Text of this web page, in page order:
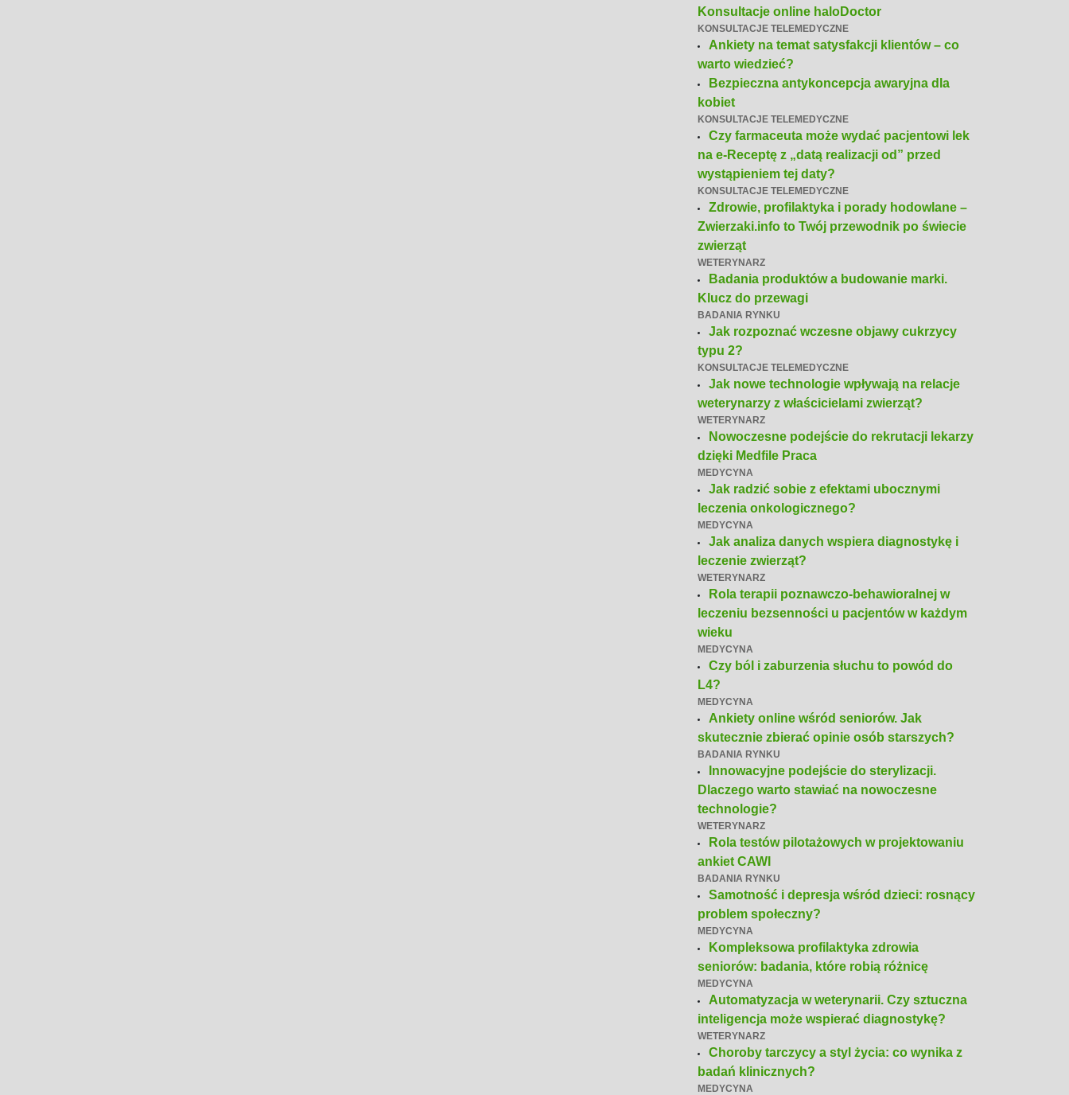
Konsultacje online haloDoctor
KONSULTACJE TELEMEDYCZNE
Ankiety na temat satysfakcji klientów – co
warto wiedzieć?
Bezpieczna antykoncepcja awaryjna dla
kobiet
KONSULTACJE TELEMEDYCZNE
Czy farmaceuta może wydać pacjentowi lek
na e-Receptę z „datą realizacji od” przed
wystąpieniem tej daty?
KONSULTACJE TELEMEDYCZNE
Zdrowie, profilaktyka i porady hodowlane –
Zwierzaki.info to Twój przewodnik po świecie
zwierząt
WETERYNARZ
Badania produktów a budowanie marki.
Klucz do przewagi
BADANIA RYNKU
Jak rozpoznać wczesne objawy cukrzycy
typu 2?
KONSULTACJE TELEMEDYCZNE
Jak nowe technologie wpływają na relacje
weterynarzy z właścicielami zwierząt?
WETERYNARZ
Nowoczesne podejście do rekrutacji lekarzy
dzięki Medfile Praca
MEDYCYNA
Jak radzić sobie z efektami ubocznymi
leczenia onkologicznego?
MEDYCYNA
Jak analiza danych wspiera diagnostykę i
leczenie zwierząt?
WETERYNARZ
Rola terapii poznawczo-behawioralnej w
leczeniu bezsenności u pacjentów w każdym
wieku
MEDYCYNA
Czy ból i zaburzenia słuchu to powód do
L4?
MEDYCYNA
Ankiety online wśród seniorów. Jak
skutecznie zbierać opinie osób starszych?
BADANIA RYNKU
Innowacyjne podejście do sterylizacji.
Dlaczego warto stawiać na nowoczesne
technologie?
WETERYNARZ
Rola testów pilotażowych w projektowaniu
ankiet CAWI
BADANIA RYNKU
Samotność i depresja wśród dzieci: rosnący
problem społeczny?
MEDYCYNA
Kompleksowa profilaktyka zdrowia
seniorów: badania, które robią różnicę
MEDYCYNA
Automatyzacja w weterynarii. Czy sztuczna
inteligencja może wspierać diagnostykę?
WETERYNARZ
Choroby tarczycy a styl życia: co wynika z
badań klinicznych?
MEDYCYNA